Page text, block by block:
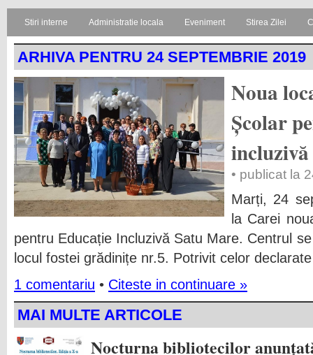
Stiri interne Administratie locala Eveniment Stirea Zilei
ARHIVA PENTRU 24 SEPTEMBRIE 2019
Noua
Școlar
• publicat la
Marți, 24
la Carei
pentru Educație Incluzivă Satu Mare. Centrul
locul fostei grădinițe nr.5. Potrivit celor
1 comentariu • Citeste in continuare »
MAI MULTE ARTICOLE
Nocturna bibliotecilor